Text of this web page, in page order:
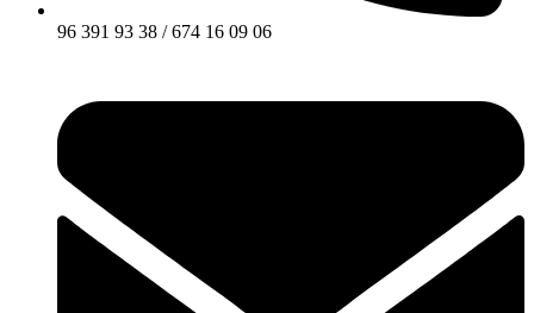
96 391 93 38 / 674 16 09 06